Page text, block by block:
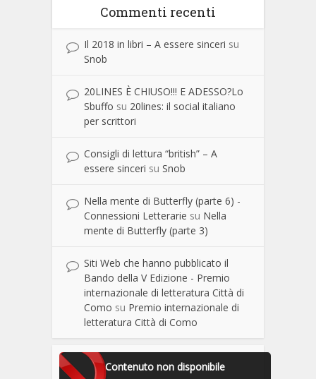
Commenti recenti
Il 2018 in libri – A essere sinceri su
Snob
20LINES È CHIUSO!!! E ADESSO?Lo
Sbuffo su 20lines: il social italiano
per scrittori
Consigli di lettura “british” – A
essere sinceri su Snob
Nella mente di Butterfly (parte 6) -
Connessioni Letterarie su Nella
mente di Butterfly (parte 3)
Siti Web che hanno pubblicato il
Bando della V Edizione - Premio
internazionale di letteratura Città di
Como su Premio internazionale di
letteratura Città di Como
Contenuto non disponibile